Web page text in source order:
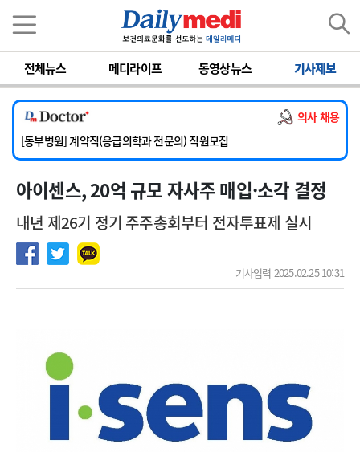
전체뉴스 메디라이프 동영상뉴스 기사제보
의사 채용
[서울아산병원] 2026년 하반기 인턴 모집
[영남대학교의료원] 마취통증의학과 임기제 임상의사 채용
[충남대학교병원] 소아청소년과(소아응급전담) 계약직 의사 공개채용
[동부병원] 계약직(응급의학과 전문의) 직원모집
[이대목동병원] 하반기 전공의(레지던트1년차) 모집
[서울아산병원] 2026년 하반기 인턴 모집
아이센스, 20억 규모 자사주 매입·소각 결정
내년 제26기 정기 주주총회부터 전자투표제 실시
기사입력 2025.02.25 10:31